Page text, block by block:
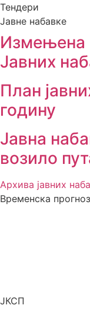
Тендери
Јавне набавке
Измењенa
Јавних
План
годину
Јавна
возило
Архива јавних
Временска
ЈКСП